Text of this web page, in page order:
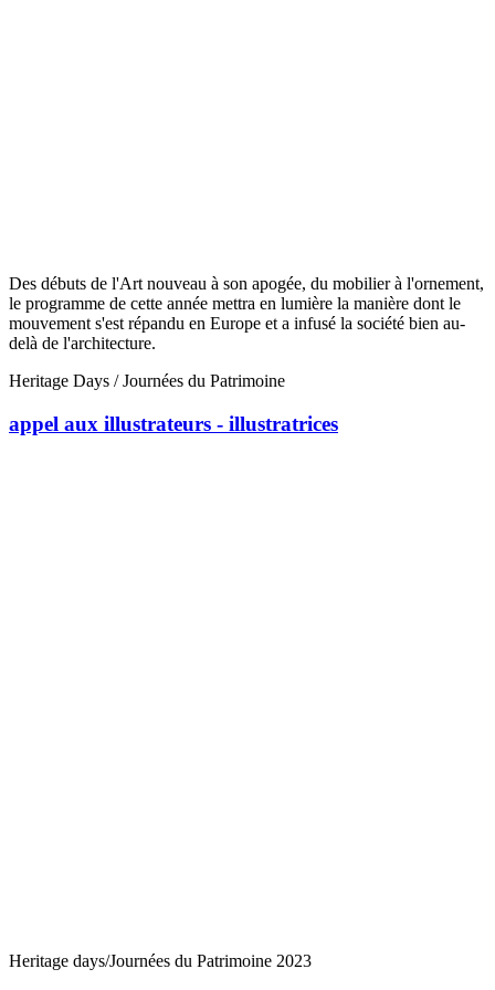
Des débuts de l'Art nouveau à son apogée, du mobilier à l'ornement,
le programme de cette année mettra en lumière la manière dont le
mouvement s'est répandu en Europe et a infusé la société bien au-
delà de l'architecture.
Heritage Days / Journées du Patrimoine
appel aux illustrateurs - illustratrices
Heritage days/Journées du Patrimoine 2023